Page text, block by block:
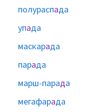
полураспада
упада
маскарада
парада
марш-парада
мегафарада